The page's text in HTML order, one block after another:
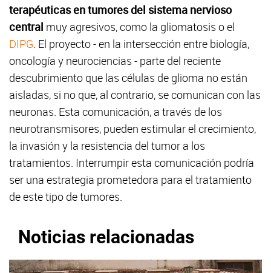
terapéuticas en tumores del sistema nervioso
central muy agresivos, como la gliomatosis o el
DIPG. El proyecto - en la intersección entre biología,
oncología y neurociencias - parte del reciente
descubrimiento que las células de glioma no están
aisladas, si no que, al contrario, se comunican con las
neuronas. Esta comunicación, a través de los
neurotransmisores, pueden estimular el crecimiento,
la invasión y la resistencia del tumor a los
tratamientos. Interrumpir esta comunicación podría
ser una estrategia prometedora para el tratamiento
de este tipo de tumores.
Noticias relacionadas